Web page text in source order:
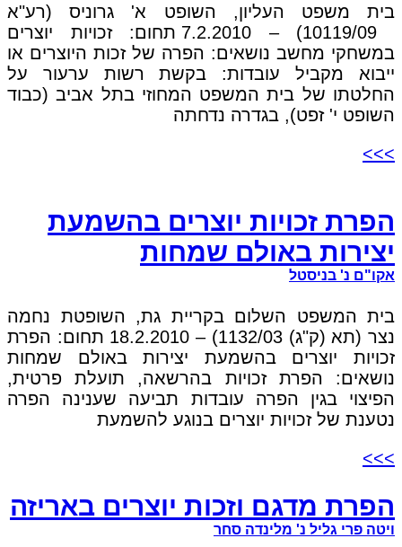
בית משפט העליון, השופט א' גרוניס (רע"א
10119/09) – 7.2.2010 תחום: זכויות יוצרים
במשחקי מחשב נושאים: הפרה של זכות היוצרים או
ייבוא מקביל עובדות: בקשת רשות ערעור על
החלטתו של בית המשפט המחוזי בתל אביב (כבוד
השופט י' זפט), בגדרה נדחתה
>>>
הפרת זכויות יוצרים בהשמעת
יצירות באולם שמחות
אקו"ם נ' בניסטל
בית המשפט השלום בקריית גת, השופטת נחמה
נצר (תא (ק"ג) 1132/03) – 18.2.2010 תחום: הפרת
זכויות יוצרים בהשמעת יצירות באולם שמחות
נושאים: הפרת זכויות בהרשאה, תועלת פרטית,
הפיצוי בגין הפרה עובדות תביעה שענינה הפרה
נטענת של זכויות יוצרים בנוגע להשמעת
>>>
הפרת מדגם וזכות יוצרים באריזה
ויטה פרי גליל נ' מלינדה סחר